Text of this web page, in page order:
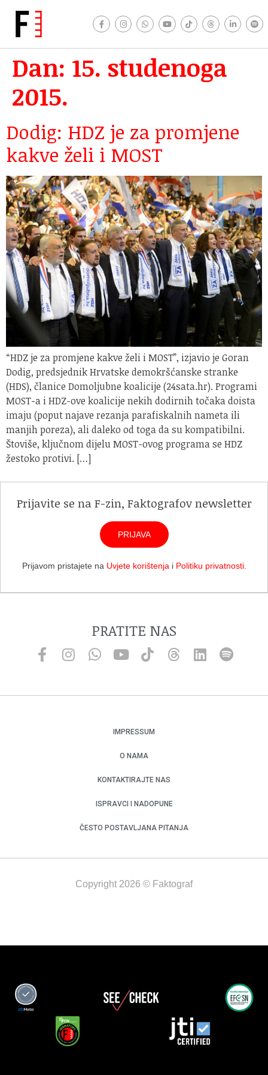
Dan: 15. studenoga
2015.
Dodig: HDZ je za promjene
kakve želi i MOST
“HDZ je za promjene kakve želi i MOST”, izjavio je Goran
Dodig, predsjednik Hrvatske demokršćanske stranke
(HDS), članice Domoljubne koalicije (24sata.hr). Programi
MOST-a i HDZ-ove koalicije nekih dodirnih točaka doista
imaju (poput najave rezanja parafiskalnih nameta ili
manjih poreza), ali daleko od toga da su kompatibilni.
Štoviše, ključnom dijelu MOST-ovog programa se HDZ
žestoko protivi. […]
Prijavite se na F-zin, Faktografov newsletter
PRIJAVA
Prijavom pristajete na Uvjete korištenja i Politiku privatnosti.
PRATITE NAS
IMPRESSUM
O NAMA
KONTAKTIRAJTE NAS
ISPRAVCI I NADOPUNE
ČESTO POSTAVLJANA PITANJA
Copyright 2026 © Faktograf